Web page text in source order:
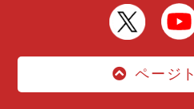
ページ